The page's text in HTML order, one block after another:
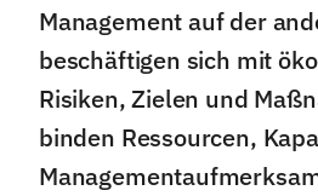
Management auf der
beschäftigen sich mit
Risiken, Zielen und
binden Ressourcen,